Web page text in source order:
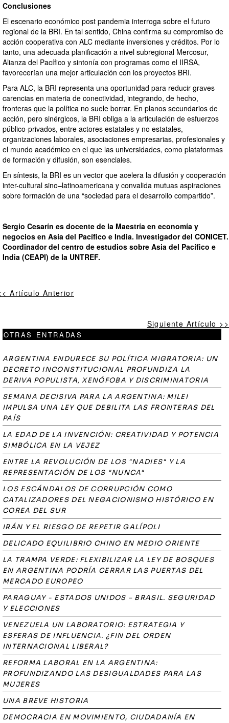
Conclusiones
El escenario económico post pandemia interroga sobre el futuro
regional de la BRI. En tal sentido, China confirma su compromiso de
acción cooperativa con ALC mediante inversiones y créditos. Por lo
tanto, una adecuada planificación a nivel subregional Mercosur,
Alianza del Pacífico y sintonía con programas como el IIRSA,
favorecerían una mejor articulación con los proyectos BRI.
Para ALC, la BRI representa una oportunidad para reducir graves
carencias en materia de conectividad, integrando, de hecho,
fronteras que la política no suele borrar. En planos secundarios de
acción, pero sinérgicos, la BRI obliga a la articulación de esfuerzos
público-privados, entre actores estatales y no estatales,
organizaciones laborales, asociaciones empresarias, profesionales y
el mundo académico en el que las universidades, como plataformas
de formación y difusión, son esenciales.
En síntesis, la BRI es un vector que acelera la difusión y cooperación
inter-cultural sino–latinoamericana y convalida mutuas aspiraciones
sobre formación de una “sociedad para el desarrollo compartido”.
Sergio Cesarín es docente de la Maestría en economía y
negocios en Asia del Pacífico e India. Investigador del CONICET.
Coordinador del centro de estudios sobre Asia del Pacífico e
India (CEAPI) de la UNTREF.
Artículo Anterior
Siguiente Artículo >>
OTRAS ENTRADAS
ARGENTINA ENDURECE SU POLÍTICA MIGRATORIA: UN
DECRETO INCONSTITUCIONAL PROFUNDIZA LA
DERIVA POPULISTA, XENÓFOBA Y DISCRIMINATORIA
SEMANA DECISIVA PARA LA ARGENTINA: MILEI
IMPULSA UNA LEY QUE DEBILITA LAS FRONTERAS DEL
PAÍS
LA EDAD DE LA INVENCIÓN: CREATIVIDAD Y POTENCIA
SIMBÓLICA EN LA VEJEZ
ENTRE LA REVOLUCIÓN DE LOS "NADIES" Y LA
REPRESENTACIÓN DE LOS "NUNCA"
LOS ESCÁNDALOS DE CORRUPCIÓN COMO
CATALIZADORES DEL NEGACIONISMO HISTÓRICO EN
COREA DEL SUR
IRÁN Y EL RIESGO DE REPETIR GALÍPOLI
DELICADO EQUILIBRIO CHINO EN MEDIO ORIENTE
LA TRAMPA VERDE: FLEXIBILIZAR LA LEY DE BOSQUES
EN ARGENTINA PODRÍA CERRAR LAS PUERTAS DEL
MERCADO EUROPEO
PARAGUAY - ESTADOS UNIDOS – BRASIL. SEGURIDAD
Y ELECCIONES
VENEZUELA UN LABORATORIO: ESTRATEGIA Y
ESFERAS DE INFLUENCIA. ¿FIN DEL ORDEN
INTERNACIONAL LIBERAL?
REFORMA LABORAL EN LA ARGENTINA:
PROFUNDIZANDO LAS DESIGUALDADES PARA LAS
MUJERES
UNA BREVE HISTORIA
DEMOCRACIA EN MOVIMIENTO, CIUDADANÍA EN